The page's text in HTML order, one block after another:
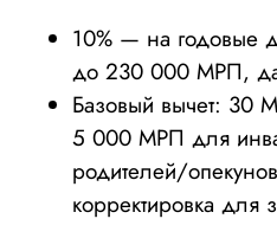
10% — на
до 230 000 МРП,
Базовый вычет: 30
5 000 МРП для
родителей/
корректировка